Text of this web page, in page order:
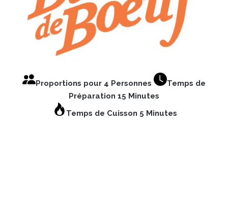
Proportions pour 4 Personnes
Temps de
Préparation 15 Minutes
Temps de Cuisson 5 Minutes